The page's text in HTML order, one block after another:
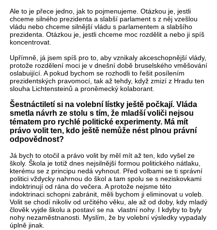
Ale to je přece jedno, jak to pojmenujeme. Otázkou je, jestli
chceme silného prezidenta a slabší parlament s z něj vzešlou
vládu nebo chceme silnější vládu s parlamentem a slabšího
prezidenta. Otázkou je, jestli chceme moc rozdělit a nebo ji spíš
koncentrovat.
Upřímně, já jsem spíš pro to, aby vznikaly akceschopnější vlády,
protože rozdělení moci je v dnešní době bruselského vměšování
oslabuijící. A pokud bychom se rozhodli to řešit posílením
prezidentských pravomocí, tak až tehdy, když zmizí z Hradu ten
slouha Lichtensteinů a proněmecký kolaborant.
Šestnáctiletí si na volební lístky ještě počkají. Vláda
smetla návrh ze stolu s tím, že mladší voliči nejsou
tématem pro rychlé politické experimenty. Má mít
právo volit ten, kdo ještě nemůže nést plnou právní
odpovědnost?
Já bych to otočil a právo volit by měl mít až ten, kdo vyšel ze
školy. Škola je totiž dnes nejsilnější formou politického nátlaku,
kterému se z principu nedá vyhnout. Před volbami se ti správní
politici vždycky nahrnou do škol a tam spolu se s neziskovkami
indoktrinují od rána do večera. A protože nejsme této
indoktrinaci schopni zabránit, měli bychom ji eliminovat u voleb.
Volit se chodí nikoliv od určitého věku, ale až od doby, kdy mladý
člověk vyjde školu a postaví se na vlastní nohy. I kdyby to byly
nohy nezaměstnanosti. Myslím, že by volební výsledky vypadaly
úplně jinak.